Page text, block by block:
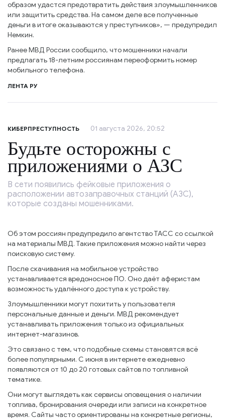
образом удастся предотвратить действия злоумышленников
или защитить средства. На самом деле все полученные
деньги в итоге оказываются у преступников», — предупредил
Немкин.
Ранее МВД России сообщило, что мошенники начали
предлагать 18-летним россиянам переоформить номер
мобильного телефона.
ЛЕНТА РУ
КИБЕРПРЕСТУПНОСТЬ 01 августа 2026, 20:52
Будьте осторожны с
приложениями о АЗС
В сети появились фейковые приложения о
расположении автозаправочных станций (АЗС),
которые созданы мошенниками.
Об этом россиян предупредило агентство ТАСС со ссылкой
на материалы МВД. Такие приложения можно найти через
поисковую систему.
После скачивания на мобильное устройство
устанавливается вредоносное ПО. Оно даёт аферистам
возможность удалённого доступа к устройству.
Злоумышленники могут похитить у пользователя
персональные данные и деньги. МВД рекомендует
устанавливать приложения только из официальных
интернет-магазинов.
Это связано с тем, что подобные схемы становятся всё
более популярными. С июня в интернете ежедневно
появляются от 10 до 20 готовых сайтов по топливной
тематике.
Они могут выглядеть как сервисы оповещения о наличии
топлива, бронирования очереди или записи на конкретное
время. Сайты часто ориентированы на конкретные регионы,